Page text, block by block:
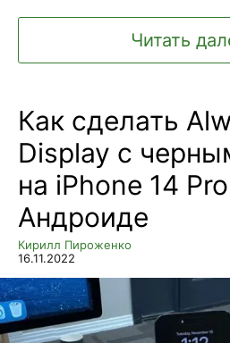
Читать
Как сделать
Display с
на iPhone 14
Андроиде
Кирилл Пироженко
16.11.2022